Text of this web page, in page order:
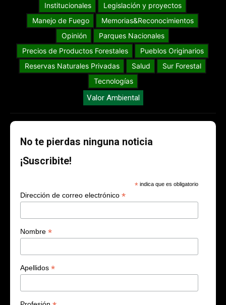
Institucionales
Legislación y proyectos
Manejo de Fuego
Memorias&Reconocimientos
Opinión
Parques Nacionales
Precios de Productos Forestales
Pueblos Originarios
Reservas Naturales Privadas
Salud
Sur Forestal
Tecnologías
Valor Ambiental
No te pierdas ninguna noticia
¡Suscribite!
* indica que es obligatorio
Dirección de correo electrónico *
Nombre *
Apellidos *